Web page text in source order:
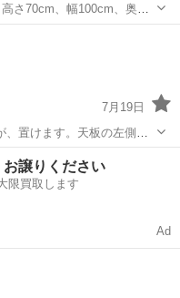
ご確認ください。中古品
7月19日
置けます。天板の左側に
、あります。まだまだ、お
お譲りください
限買取します
Ad